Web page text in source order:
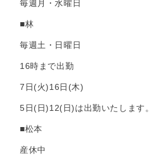
毎週月・水曜日
■林
毎週土・日曜日
16時まで出勤
7日(火)16日(木)
5日(日)12(日)は出勤いたします。
■松本
産休中